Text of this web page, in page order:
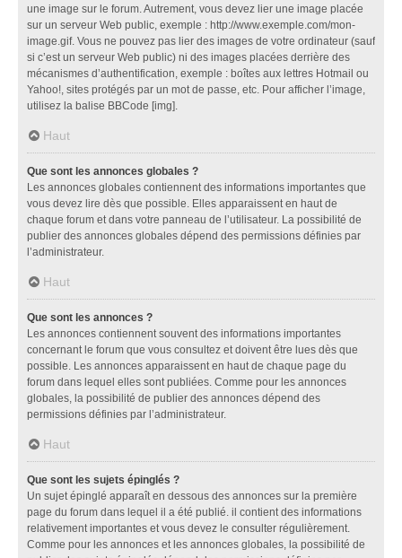
une image sur le forum. Autrement, vous devez lier une image placée
sur un serveur Web public, exemple : http://www.exemple.com/mon-
image.gif. Vous ne pouvez pas lier des images de votre ordinateur (sauf
si c’est un serveur Web public) ni des images placées derrière des
mécanismes d’authentification, exemple : boîtes aux lettres Hotmail ou
Yahoo!, sites protégés par un mot de passe, etc. Pour afficher l’image,
utilisez la balise BBCode [img].
Haut
Que sont les annonces globales ?
Les annonces globales contiennent des informations importantes que
vous devez lire dès que possible. Elles apparaissent en haut de
chaque forum et dans votre panneau de l’utilisateur. La possibilité de
publier des annonces globales dépend des permissions définies par
l’administrateur.
Haut
Que sont les annonces ?
Les annonces contiennent souvent des informations importantes
concernant le forum que vous consultez et doivent être lues dès que
possible. Les annonces apparaissent en haut de chaque page du
forum dans lequel elles sont publiées. Comme pour les annonces
globales, la possibilité de publier des annonces dépend des
permissions définies par l’administrateur.
Haut
Que sont les sujets épinglés ?
Un sujet épinglé apparaît en dessous des annonces sur la première
page du forum dans lequel il a été publié. il contient des informations
relativement importantes et vous devez le consulter régulièrement.
Comme pour les annonces et les annonces globales, la possibilité de